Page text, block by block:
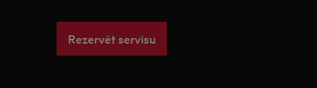
Rezervēt servisu